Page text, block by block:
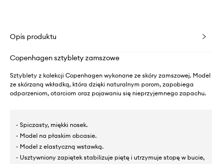
Opis produktu
Copenhagen sztyblety zamszowe
Sztyblety z kolekcji Copenhagen wykonane ze skóry zamszowej. Model
ze skórzaną wkładką, która dzięki naturalnym porom, zapobiega
odparzeniom, otarciom oraz pojawaniu się nieprzyjemnego zapachu.
- Spiczasty, miękki nosek.
- Model na płaskim obcasie.
- Model z elastyczną wstawką.
- Usztywniony zapiętek stabilizuje piętę i utrzymuje stopę w bucie,